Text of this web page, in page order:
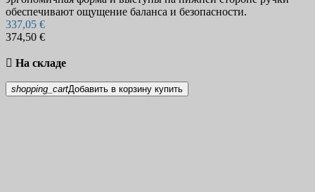
обеспечивают ощущение баланса и безопасности.
337,05 €
374,50 €
 На складе
shopping_cartДобавить в корзину купить